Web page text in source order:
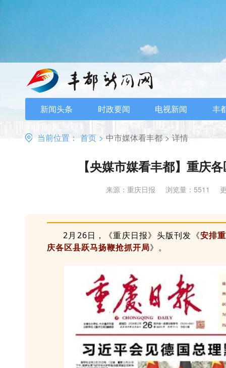
新闻头条 时政要闻 电视新闻 丰
当前位置： 首页 >中市媒体看丰都> 详情
【央媒市媒看丰都】重庆
来源：重庆日报 浏览量：5511
2月26日，《重庆日报》头版刊发《安排
庆各区县跃马扬鞭抢抓开局》。